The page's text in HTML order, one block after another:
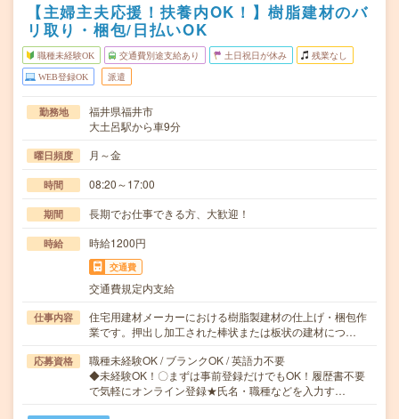
【主婦主夫応援！扶養内OK！】樹脂建材のバ
リ取り・梱包/日払いOK
職種未経験OK 交通費別途支給あり 土日祝日が休み 残業なし
WEB登録OK 派遣
勤務地
福井県福井市
大土呂駅から車9分
曜日頻度 月～金
時間 08:20～17:00
期間 長期でお仕事できる方、大歓迎！
時給 時給1200円
交通費
交通費規定内支給
仕事内容
住宅用建材メーカーにおける樹脂製建材の仕上げ・梱包作
業です。押出し加工された棒状または板状の建材につ…
応募資格
職種未経験OK / ブランクOK / 英語力不要
◆未経験OK！〇まずは事前登録だけでもOK！履歴書不要
で気軽にオンライン登録★氏名・職種などを入力す…